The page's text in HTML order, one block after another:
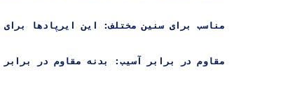
مناسب برای سنین مختلف: این ایرپادها برای کودکان 3 سال به بالا مناسب است و با قابلیت‌های تنظیم صدا، مناسب
مقاوم در برابر آسیب: